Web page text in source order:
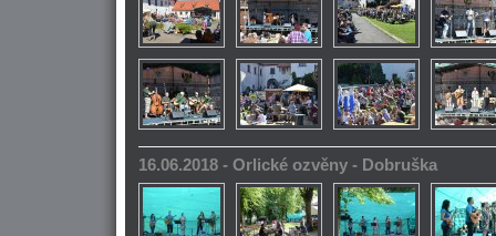
16.06.2018 - Orlické ozvěny - Dobruška